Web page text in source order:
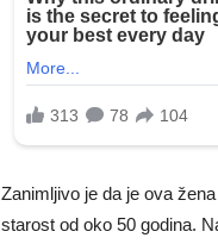
Zanimljivo je da je ova
starost od oko 50 godina.